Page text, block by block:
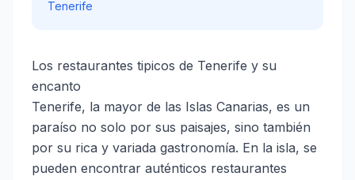
Tenerife
Los restaurantes tipicos de Tenerife y su
encanto
Tenerife, la mayor de las Islas Canarias, es un
paraíso no solo por sus paisajes, sino también
por su rica y variada gastronomía. En la isla, se
pueden encontrar auténticos restaurantes